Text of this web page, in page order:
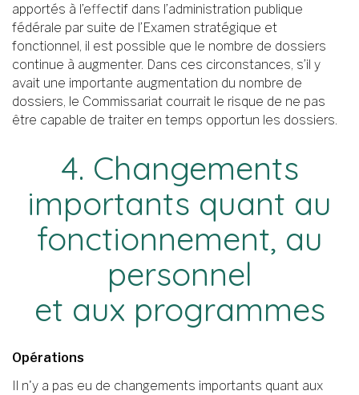
apportés à l’effectif dans l’administration publique
fédérale par suite de l’Examen stratégique et
fonctionnel, il est possible que le nombre de dossiers
continue à augmenter. Dans ces circonstances, s’il y
avait une importante augmentation du nombre de
dossiers, le Commissariat courrait le risque de ne pas
être capable de traiter en temps opportun les dossiers.
4. Changements
importants quant au
fonctionnement, au
personnel
et aux programmes
Opérations
Il n'y a pas eu de changements importants quant aux